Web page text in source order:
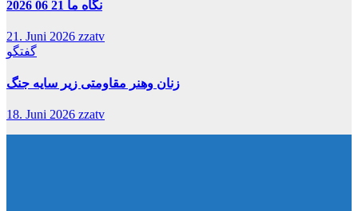
نگاه ما 21 06 2026
21. Juni 2026 zzatv
گفتگو
زنان وهنر مقاومتی زیر سایه جنگ
18. Juni 2026 zzatv